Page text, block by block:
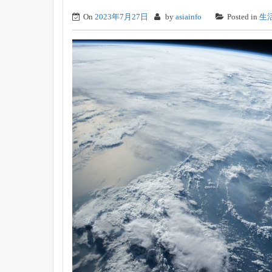
On 2023年7月27日 by asiainfo Posted in 生